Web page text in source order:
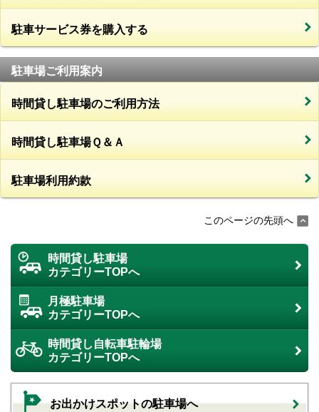
駐車サービス券を購入する
駐車場ご利用案内
時間貸し駐車場のご利用方法
時間貸し駐車場Ｑ＆Ａ
駐車場利用約款
このページの先頭へ
時間貸し駐車場
カテゴリーTOPへ
月極駐車場
カテゴリーTOPへ
時間貸し自転車駐輪場
カテゴリーTOPへ
お出かけスポットの駐車場へ